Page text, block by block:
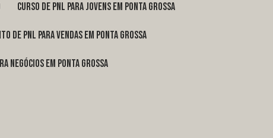
curso de pnl para jovens em Ponta Grossa
de pnl para vendas em Ponta Grossa
negócios em Ponta Grossa